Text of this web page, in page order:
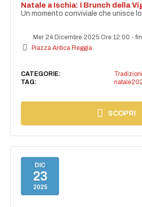
Natale a Ischia: I Brunch della
Un momento conviviale che unisce
Mer 24 Dicembre 2025 Ore 12:00 -
Piazza Antica Reggia
CATEGORIE:
Tradizioni
TAG:
SCOPRI
DIC
23
2025